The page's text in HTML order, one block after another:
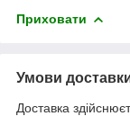
Приховати
Умови
Доставка